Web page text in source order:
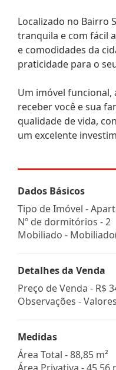
Localizado no Bairro
tranquila e com fácil
e comodidades da
praticidade para o
Um imóvel
receber você e sua
qualidade de vida,
um excelente
Dados Básicos
Tipo de Imóvel -
Nº de dormitórios - 2
Mobiliado -
Detalhes da Venda
Preço de Venda - R$
Observações -
Medidas
Área Total - 88,85 m²